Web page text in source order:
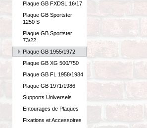
Plaque GB FXDSL 16/17
Plaque GB Sportster
1250 S
Plaque GB Sportster
73/22
Plaque GB 1955/1972
Plaque GB XG 500/750
Plaque GB FL 1958/1984
Plaque GB 1971/1986
Supports Universels
Entourages de Plaques
Fixations et Accessoires